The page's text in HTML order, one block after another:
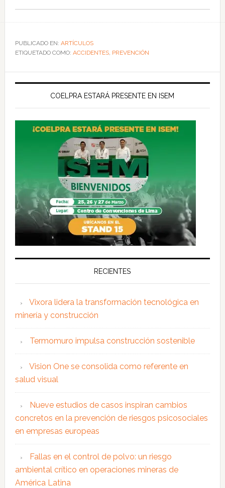
PUBLICADO EN: ARTÍCULOS
ETIQUETADO COMO: ACCIDENTES, PREVENCIÓN
COELPRA ESTARÁ PRESENTE EN ISEM
RECIENTES
Vixora lidera la transformación tecnológica en
minería y construcción
Termomuro impulsa construcción sostenible
Vision One se consolida como referente en
salud visual
Nueve estudios de casos inspiran cambios
concretos en la prevención de riesgos psicosociales
en empresas europeas
Fallas en el control de polvo: un riesgo
ambiental crítico en operaciones mineras de
América Latina